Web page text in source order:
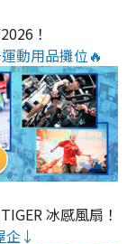
！
動用品攤位🔥
冰感風扇！
企↓